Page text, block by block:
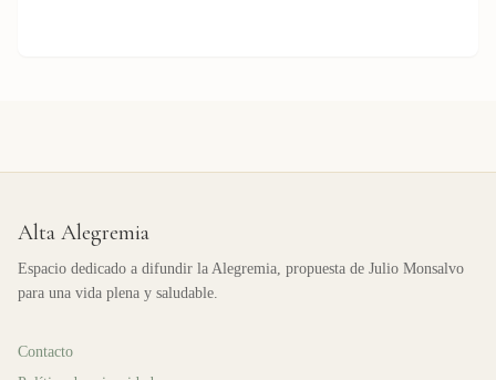
Alta Alegremia
Espacio dedicado a difundir la Alegremia, propuesta de Julio Monsalvo
para una vida plena y saludable.
Contacto